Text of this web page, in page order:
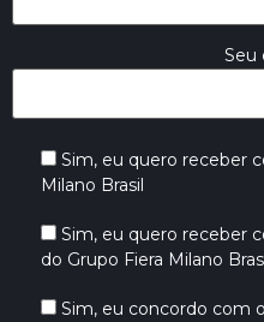
Seu
Sim, eu quero receber
Milano Brasil
Sim, eu quero receber
do Grupo Fiera Milano
Sim, eu concordo com